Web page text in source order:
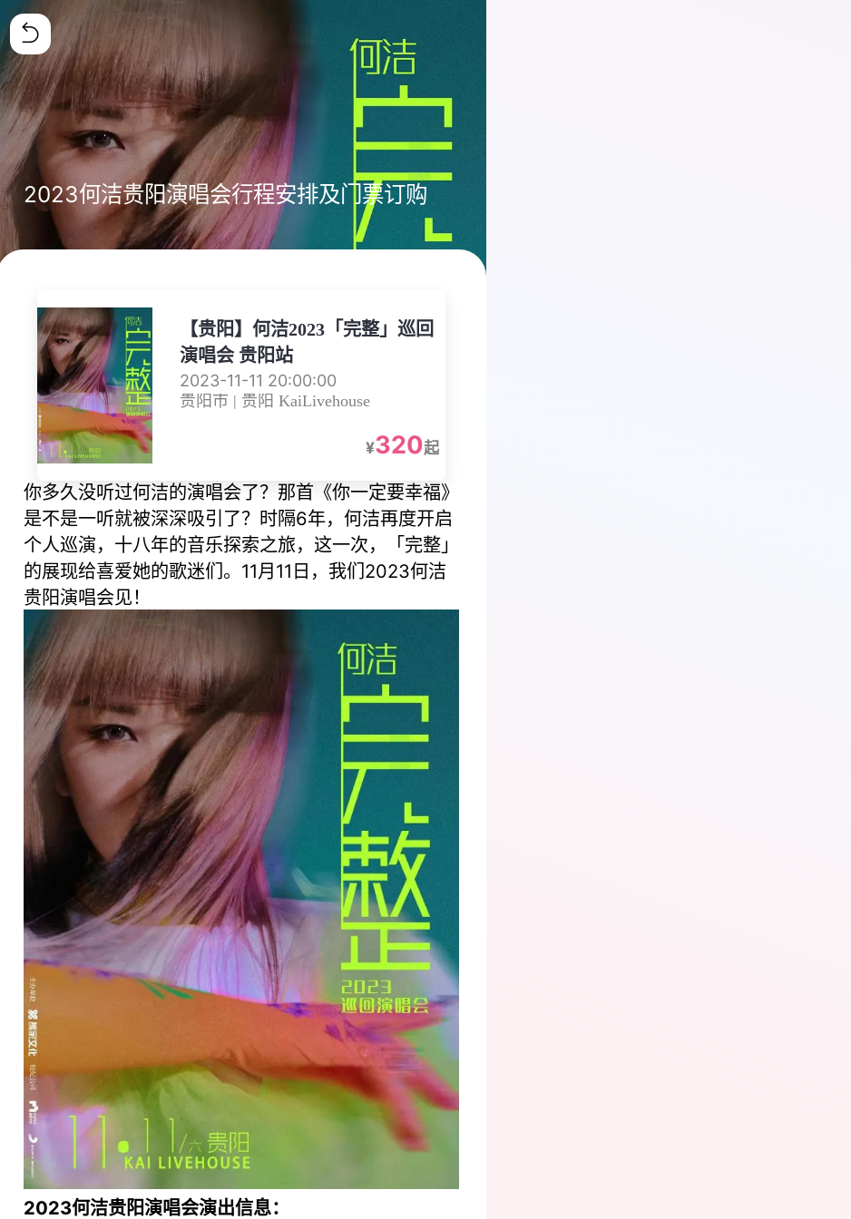
2023何洁贵阳演唱会行程安排及门票订购
【贵阳】何洁2023「完整」巡回
演唱会 贵阳站
2023-11-11 20:00:00
贵阳市 | 贵阳 KaiLivehouse
¥320起
你多久没听过何洁的演唱会了？那首《你一定要幸福》
是不是一听就被深深吸引了？时隔6年，何洁再度开启
个人巡演，十八年的音乐探索之旅，这一次，「完整」
的展现给喜爱她的歌迷们。11月11日，我们2023何洁
贵阳演唱会见！
2023何洁贵阳演唱会演出信息：